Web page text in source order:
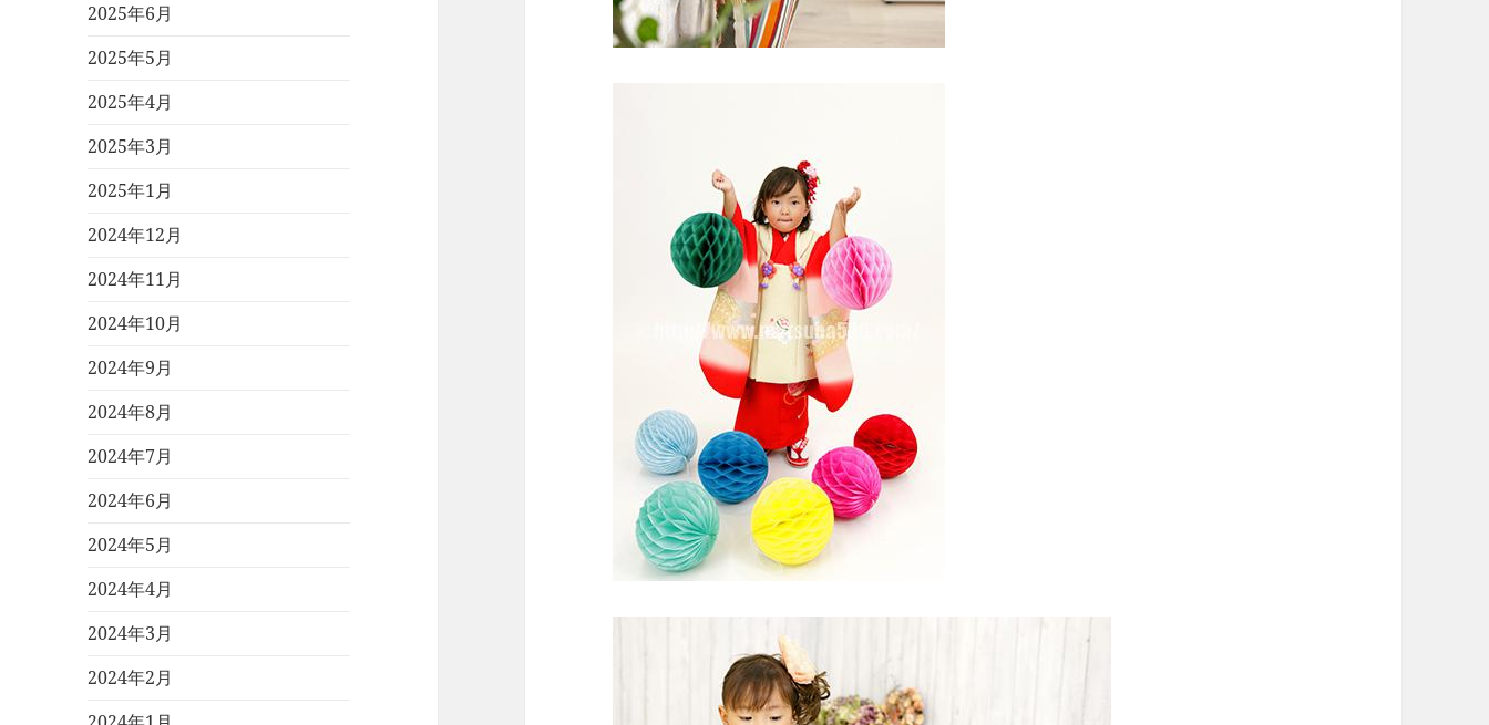
2025年6月
2025年5月
2025年4月
2025年3月
2025年1月
2024年12月
2024年11月
2024年10月
2024年9月
2024年8月
2024年7月
2024年6月
2024年5月
2024年4月
2024年3月
2024年2月